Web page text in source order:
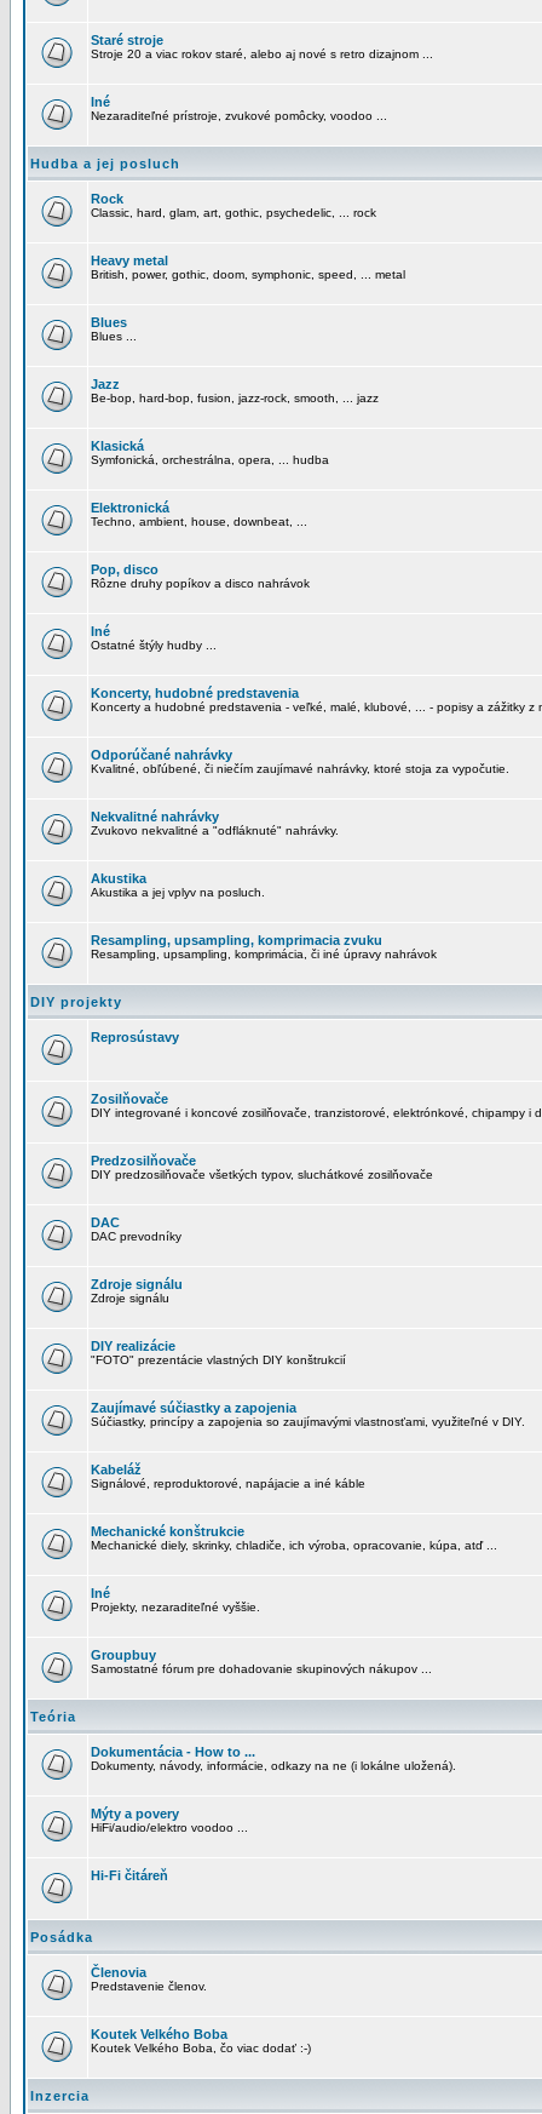
Staré stroje
Stroje 20 a viac rokov staré, alebo aj nové s retro dizajnom ...
Iné
Nezaraditeľné prístroje, zvukové pomôcky, voodoo ...
Hudba a jej posluch
Rock
Classic, hard, glam, art, gothic, psychedelic, ... rock
Heavy metal
British, power, gothic, doom, symphonic, speed, ... metal
Blues
Blues ...
Jazz
Be-bop, hard-bop, fusion, jazz-rock, smooth, ... jazz
Klasická
Symfonická, orchestrálna, opera, ... hudba
Elektronická
Techno, ambient, house, downbeat, ...
Pop, disco
Rôzne druhy popíkov a disco nahrávok
Iné
Ostatné štýly hudby ...
Koncerty, hudobné predstavenia
Koncerty a hudobné predstavenia - veľké, malé, klubové, ... - popisy a zážitky z
Odporúčané nahrávky
Kvalitné, obľúbené, či niečím zaujímavé nahrávky, ktoré stoja za vypočutie.
Nekvalitné nahrávky
Zvukovo nekvalitné a "odfláknuté" nahrávky.
Akustika
Akustika a jej vplyv na posluch.
Resampling, upsampling, komprimacia zvuku
Resampling, upsampling, komprimácia, či iné úpravy nahrávok
DIY projekty
Reprosústavy
Zosilňovače
DIY integrované i koncové zosilňovače, tranzistorové, elektrónkové, chipampy i
Predzosilňovače
DIY predzosilňovače všetkých typov, sluchátkové zosilňovače
DAC
DAC prevodníky
Zdroje signálu
Zdroje signálu
DIY realizácie
"FOTO" prezentácie vlastných DIY konštrukcií
Zaujímavé súčiastky a zapojenia
Súčiastky, princípy a zapojenia so zaujímavými vlastnosťami, využiteľné v DIY.
Kabeláž
Signálové, reproduktorové, napájacie a iné káble
Mechanické konštrukcie
Mechanické diely, skrinky, chladiče, ich výroba, opracovanie, kúpa, atď ...
Iné
Projekty, nezaraditeľné vyššie.
Groupbuy
Samostatné fórum pre dohadovanie skupinových nákupov ...
Teória
Dokumentácia - How to ...
Dokumenty, návody, informácie, odkazy na ne (i lokálne uložená).
Mýty a povery
HiFi/audio/elektro voodoo ...
Hi-Fi čitáreň
Posádka
Členovia
Predstavenie členov.
Koutek Velkého Boba
Koutek Velkého Boba, čo viac dodať :-)
Inzercia